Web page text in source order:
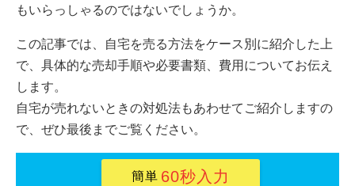
もいらっしゃるのではないでしょうか。
この記事では、自宅を売る方法をケース別に紹介した上
で、具体的な売却手順や必要書類、費用についてお伝え
します。
自宅が売れないときの対処法もあわせてご紹介しますの
で、ぜひ最後までご覧ください。
簡単 60秒入力